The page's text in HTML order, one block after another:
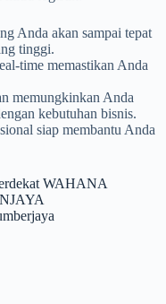
Anda akan sampai tepat
tinggi.
time memastikan Anda
memungkinkan Anda
kebutuhan bisnis.
siap membantu Anda
WAHANA